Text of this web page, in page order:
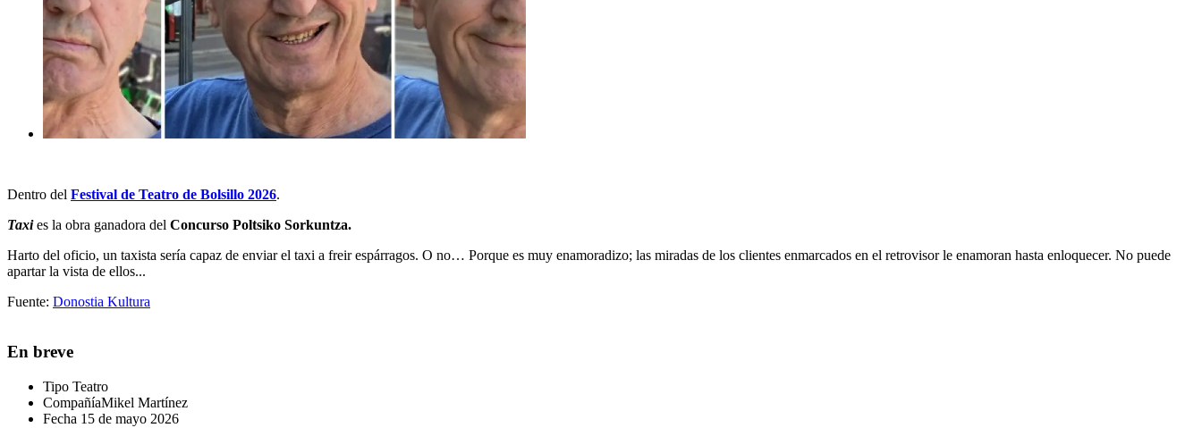
Dentro del Festival de Teatro de Bolsillo 2026.
Taxi es la obra ganadora del Concurso Poltsiko Sorkuntza.
Harto del oficio, un taxista sería capaz de enviar el taxi a freir espárragos. O no… Porque es muy enamoradizo; las miradas de los clientes enmarcados en el retrovisor le enamoran hasta enloquecer. No puede
apartar la vista de ellos...
Fuente: Donostia Kultura
En breve
Tipo Teatro
CompañíaMikel Martínez
Fecha 15 de mayo 2026